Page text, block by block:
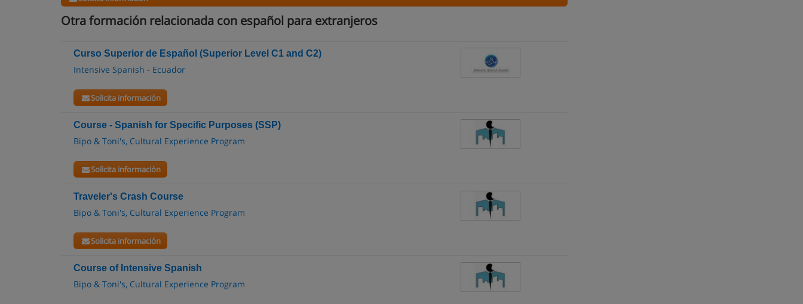
Otra formación relacionada con español para extranjeros
Curso Superior de Español (Superior Level C1 and C2)
Intensive Spanish - Ecuador
Solicita información
Course - Spanish for Specific Purposes (SSP)
Bipo & Toni's, Cultural Experience Program
Solicita información
Traveler's Crash Course
Bipo & Toni's, Cultural Experience Program
Solicita información
Course of Intensive Spanish
Bipo & Toni's, Cultural Experience Program